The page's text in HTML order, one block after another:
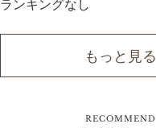
ランキングなし
もっと見る
RECOMMEND